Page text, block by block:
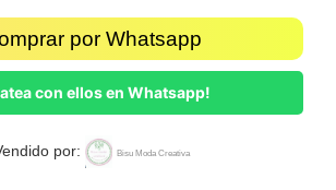
por Whatsapp
con ellos en Whatsapp!
por: Bisu Moda Creativa